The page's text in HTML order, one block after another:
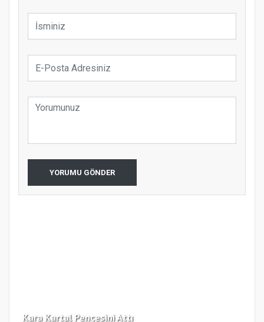
YORUMU GÖNDER
Kara Kartal Pençesini Attı